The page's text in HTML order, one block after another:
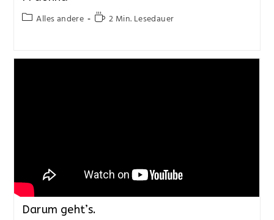
Alles andere 2 Min. Lesedauer
Darum geht’s.